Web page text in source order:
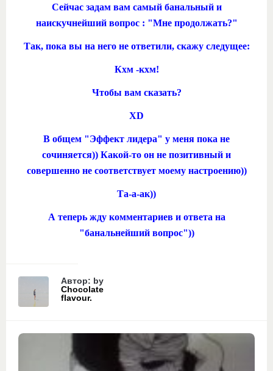
Сейчас задам вам самый банальный и
наискучнейший вопрос : "Мне продолжать?"
Так, пока вы на него не ответили, скажу следущее:
Кхм -кхм!
Чтобы вам сказать?
XD
В общем "Эффект лидера" у меня пока не
сочиняется)) Какой-то он не позитивный и
совершенно не соответствует моему настроению))
Та-а-ак))
А теперь жду комментариев и ответа на
"банальнейший вопрос"))
Автор: by
Chocolate
flavour.